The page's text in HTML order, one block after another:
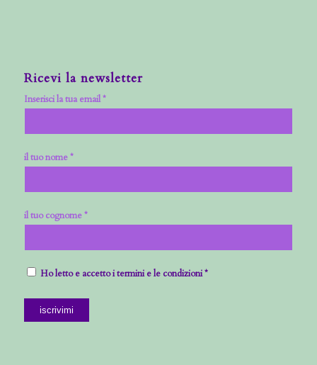
Ricevi la newsletter
Inserisci la tua email *
il tuo nome *
il tuo cognome *
Ho letto e accetto i termini e le condizioni *